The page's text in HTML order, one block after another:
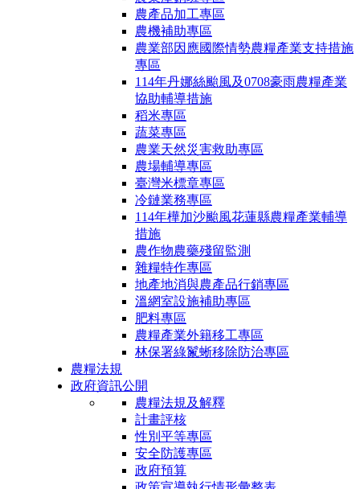
農產品加工專區
農機補助專區
農業部因應國際情勢農糧產業支持措施
專區
114年丹娜絲颱風及0708豪雨農糧產業
協助輔導措施
稻米專區
蔬菜專區
農業天然災害救助專區
農場輔導專區
臺灣米標章專區
冷鏈業務專區
114年樺加沙颱風花蓮縣農糧產業輔導
措施
農作物農藥殘留監測
雜糧特作專區
地產地消與農產品行銷專區
溫網室設施補助專區
肥料專區
農糧產業外籍移工專區
林保署綠鬣蜥移除防治專區
農糧法規
政府資訊公開
農糧法規及解釋
計畫評核
性別平等專區
安全防護專區
政府預算